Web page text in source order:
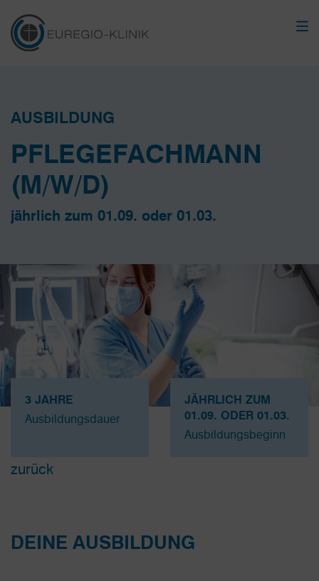
AUSBILDUNG
PFLEGEFACH­MANN
(M/W/D)
jährlich zum 01.09. oder 01.03.
3 JAHRE
Ausbildungsdauer
JÄHRLICH ZUM
01.09. ODER 01.03.
Ausbildungsbeginn
zurück
DEINE AUSBILDUNG